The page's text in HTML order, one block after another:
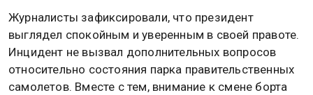
Журналисты зафиксировали, что президент
выглядел спокойным и уверенным в своей правоте.
Инцидент не вызвал дополнительных вопросов
относительно состояния парка правительственных
самолетов. Вместе с тем, внимание к смене борта